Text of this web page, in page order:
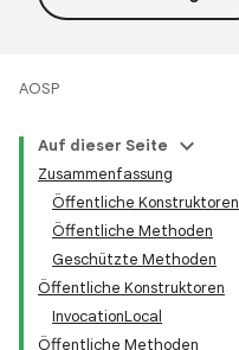
AOSP
Auf dieser Seite
Zusammenfassung
Öffentliche Konstruktoren
Öffentliche Methoden
Geschützte Methoden
Öffentliche Konstruktoren
InvocationLocal
Öffentliche Methoden